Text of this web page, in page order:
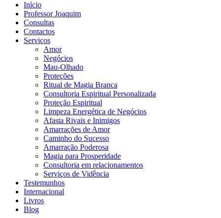
Início
Professor Joaquim
Consultas
Contactos
Serviços
Amor
Negócios
Mau-Olhado
Proteções
Ritual de Magia Branca
Consultoria Espiritual Personalizada
Proteção Espiritual
Limpeza Energética de Negócios
Afasta Rivais e Inimigos
Amarrações de Amor
Caminho do Sucesso
Amarração Poderosa
Magia para Prosperidade
Consultoria em relacionamentos
Serviços de Vidência
Testemunhos
Internacional
Livros
Blog